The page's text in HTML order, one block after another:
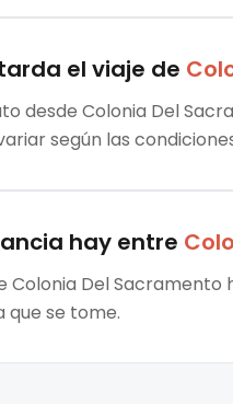
el viaje de
desde Colonia Del
según las
hay entre
Colonia Del
que se tome.